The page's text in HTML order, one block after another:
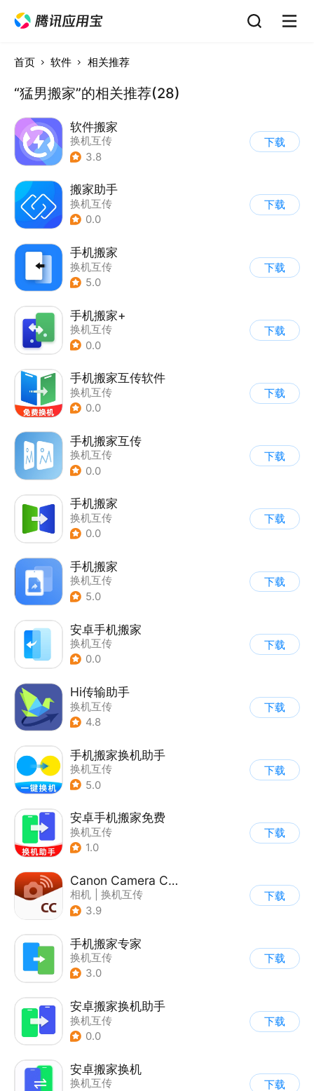
首页 软件 相关推荐
“猛男搬家”的相关推荐(28)
软件搬家
换机互传
3.8
下载
搬家助手
换机互传
0.0
下载
手机搬家
换机互传
5.0
下载
手机搬家+
换机互传
0.0
下载
手机搬家互传软件
换机互传
0.0
下载
手机搬家互传
换机互传
0.0
下载
手机搬家
换机互传
0.0
下载
手机搬家
换机互传
5.0
下载
安卓手机搬家
换机互传
0.0
下载
Hi传输助手
换机互传
4.8
下载
手机搬家换机助手
换机互传
5.0
下载
安卓手机搬家免费
换机互传
1.0
下载
Canon Camera Connect
相机
换机互传
3.9
下载
手机搬家专家
换机互传
3.0
下载
安卓搬家换机助手
换机互传
0.0
下载
安卓搬家换机
换机互传
下载